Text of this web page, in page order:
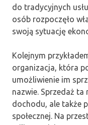
do tradycyjnych
osób rozpoczęło
swoją sytuację
Kolejnym
organizacja, która
umożliwienie im
nazwie. Sprzedaż ta
dochodu, ale także
społecznej. Na